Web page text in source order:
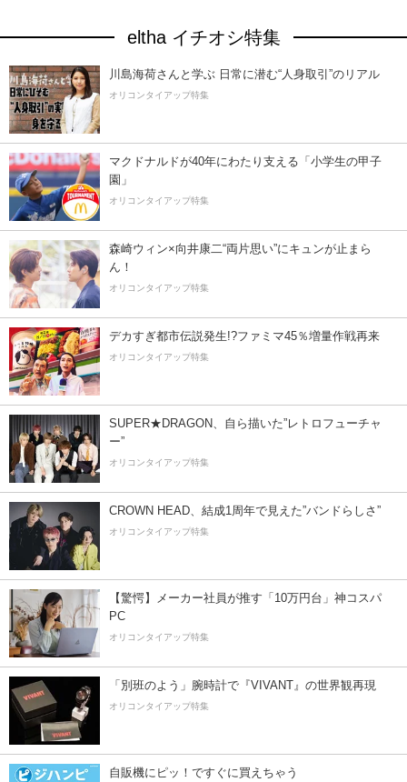
eltha イチオシ特集
川島海荷さんと学ぶ 日常に潜む“人身取引”のリアル
オリコンタイアップ特集
マクドナルドが40年にわたり支える「小学生の甲子
園」
オリコンタイアップ特集
森崎ウィン×向井康二“両片思い”にキュンが止まら
ん！
オリコンタイアップ特集
デカすぎ都市伝説発生!?ファミマ45％増量作戦再来
オリコンタイアップ特集
SUPER★DRAGON、自ら描いた”レトロフューチャ
ー”
オリコンタイアップ特集
CROWN HEAD、結成1周年で見えた”バンドらしさ”
オリコンタイアップ特集
【驚愕】メーカー社員が推す「10万円台」神コスパ
PC
オリコンタイアップ特集
「別班のよう」腕時計で『VIVANT』の世界観再現
オリコンタイアップ特集
自販機にピッ！ですぐに買えちゃう